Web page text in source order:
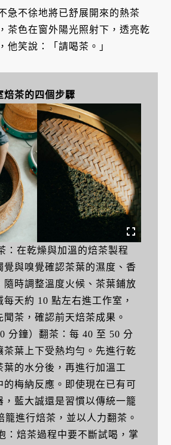
急不徐地將已舒展開來的熱茶
茶色在窗外陽光照射下，透亮乾
他笑說：「請喝茶。」
焙茶的四個步驟
：在乾燥與加溫的焙茶製程
覺與嗅覺確認茶葉的濕度、香
隨時調整溫度火候、茶葉鋪放
天約 10 點左右進工作室，
聞茶，確認前天焙茶成果。
分鐘）翻茶：每 40 至 50 分
茶葉上下受熱均勻。先進行乾
葉的水分後，再進行加溫工
的梅納反應。即使現在已有可
，藍大誠還是習慣以傳統一籠
籠進行焙茶，並以人力翻茶。
：焙茶過程中要不斷試喝，掌